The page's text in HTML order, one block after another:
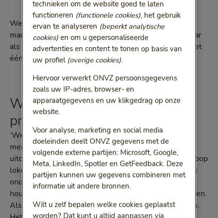
Welke ondersteuning biedt deZorgConsulent
mantelzorgende werknemers? En waarom heeft u daar
als werkgever baat bij? We gaan erover in gesprek met
één van onze ZorgConsulenten.
Wat doet de ZorgConsulent
precies?
‘We zorgen dat mensen sneller zorg krijgen. Veel
mensen zijn onwetend over de mogelijkheden en
uitdagingen binnen de gezondheidszorg. Er zijn een hoop
loketten waar je terecht kunt, maar dat maakt het ook
onoverzichtelijker. Formulieren invullen, gesprekken
houden, vervanging regelen: er komt een hoop bij kijken.
Als je in de waan van de zorg zit, denk je daar niet aan.
technieken om de website goed te laten
functioneren (functionele cookies), het gebruik
ervan te analyseren (beperkt analytische
cookies)en om u gepersonaliseerde
advertenties en content te tonen op basis van
uw profiel (overige cookies).
Hiervoor verwerkt ONVZ persoonsgegevens
zoals uw IP-adres, browser- en
apparaatgegevens en uw klikgedrag op onze
website.
Voor analyse, marketing en social media
doeleinden deelt ONVZ gegevens met de
volgende externe partijen: Microsoft, Google,
Meta, LinkedIn, Spotler en GetFeedback. Deze
partijen kunnen uw gegevens combineren met
informatie uit andere bronnen.
Wilt u zelf bepalen welke cookies geplaatst
worden? Dat kunt u altijd aanpassen via